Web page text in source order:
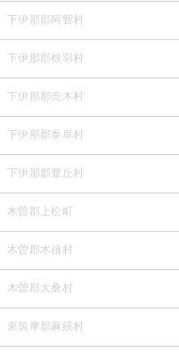
下伊那郡阿智村
下伊那郡根羽村
下伊那郡売木村
下伊那郡泰阜村
下伊那郡豊丘村
木曽郡上松町
木曽郡木祖村
木曽郡大桑村
東筑摩郡麻績村